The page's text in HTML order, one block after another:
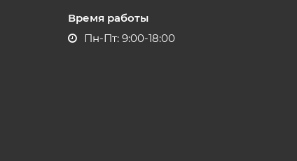
Время работы
Пн-Пт: 9:00-18:00